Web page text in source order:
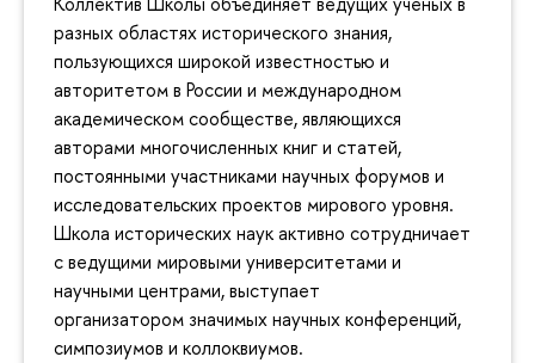
разных областях исторического знания,
пользующихся широкой известностью и
авторитетом в России и международном
академическом сообществе, являющихся
авторами многочисленных книг и статей,
постоянными участниками научных форумов и
исследовательских проектов мирового уровня.
Школа исторических наук активно сотрудничает
с ведущими мировыми университетами и
научными центрами, выступает
организатором значимых научных конференций,
симпозиумов и коллоквиумов.